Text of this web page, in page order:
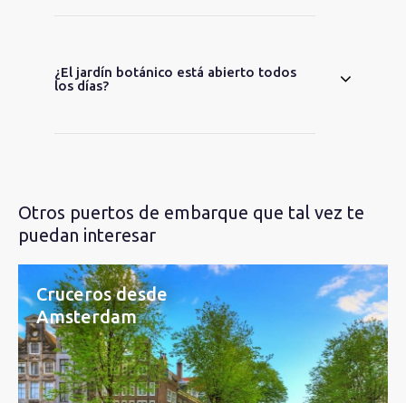
¿El jardín botánico está abierto todos
los días?
Otros puertos de embarque que tal vez te
puedan interesar
Cruceros desde
Amsterdam